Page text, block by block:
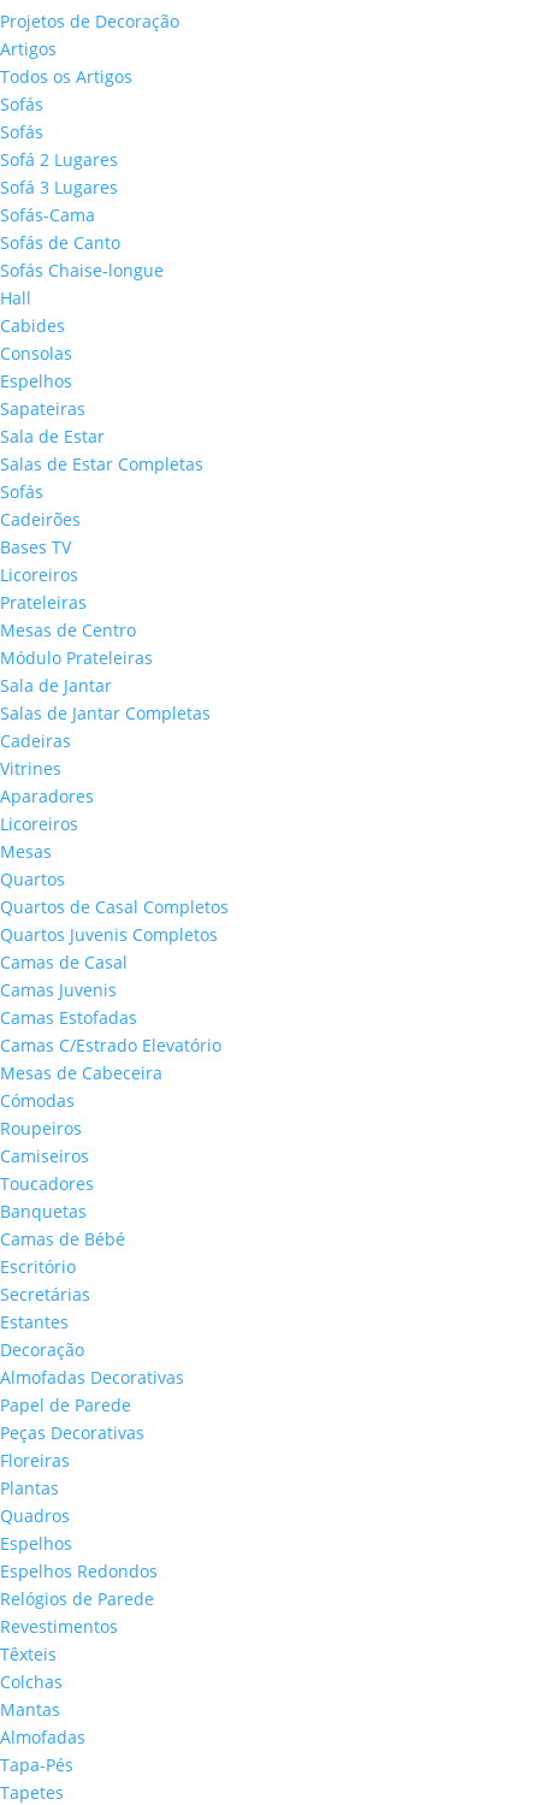
Projetos de Decoração
Artigos
Todos os Artigos
Sofás
Sofás
Sofá 2 Lugares
Sofá 3 Lugares
Sofás-Cama
Sofás de Canto
Sofás Chaise-longue
Hall
Cabides
Consolas
Espelhos
Sapateiras
Sala de Estar
Salas de Estar Completas
Sofás
Cadeirões
Bases TV
Licoreiros
Prateleiras
Mesas de Centro
Módulo Prateleiras
Sala de Jantar
Salas de Jantar Completas
Cadeiras
Vitrines
Aparadores
Licoreiros
Mesas
Quartos
Quartos de Casal Completos
Quartos Juvenis Completos
Camas de Casal
Camas Juvenis
Camas Estofadas
Camas C/Estrado Elevatório
Mesas de Cabeceira
Cómodas
Roupeiros
Camiseiros
Toucadores
Banquetas
Camas de Bébé
Escritório
Secretárias
Estantes
Decoração
Almofadas Decorativas
Papel de Parede
Peças Decorativas
Floreiras
Plantas
Quadros
Espelhos
Espelhos Redondos
Relógios de Parede
Revestimentos
Têxteis
Colchas
Mantas
Almofadas
Tapa-Pés
Tapetes